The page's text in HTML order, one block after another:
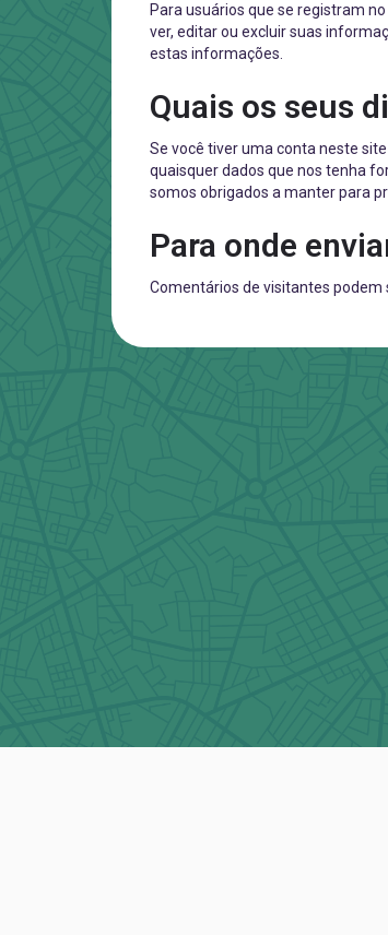
Para usuários que se registram
ver, editar ou excluir suas
estas informações.
Quais os seus
Se você tiver uma conta neste
quaisquer dados que nos tenha
somos obrigados a manter para
Para onde
Comentários de visitantes podem